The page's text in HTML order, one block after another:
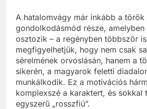
A hatalomvágy már inkább a
gondolkodásmód része,
osztozik – a regényben többször is
megfigyelhetjük, hogy nem csak
sérelmének orvoslásán, hanem a
sikerén, a magyarok feletti
munkálkodik. Ez a motivációs
komplexszé a karaktert, és sokkal
egyszerű „rosszfiú”.